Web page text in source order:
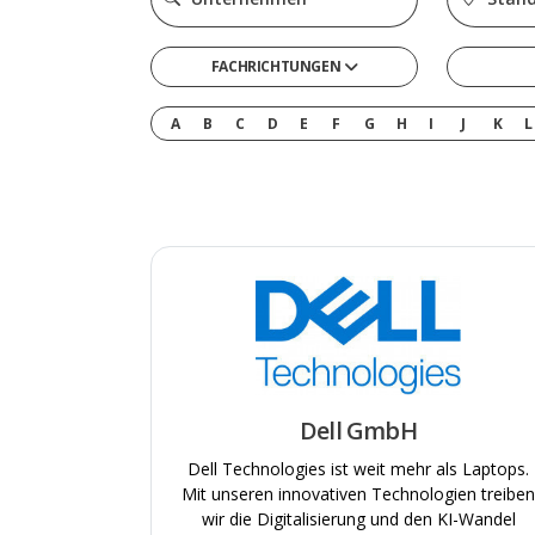
FACHRICHTUNGEN
Gesellschafts- & Sozialwissenschaften
Gesundheit & Medizin
Naturwissenschaften & Mathematik
Recht, Steuern & Verwaltung
Sonstige
Wirtschaft & Management
A B C D E F G H I J K L
Dell GmbH
Dell Technologies ist weit mehr als Laptops.
Mit unseren innovativen Technologien treiben
wir die Digitalisierung und den KI-Wandel